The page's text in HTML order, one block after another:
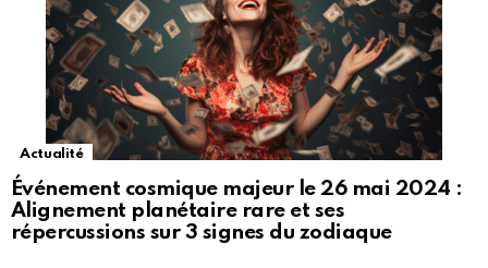
Actualité
Événement cosmique majeur le 26 mai 2024 :
Alignement planétaire rare et ses
répercussions sur 3 signes du zodiaque